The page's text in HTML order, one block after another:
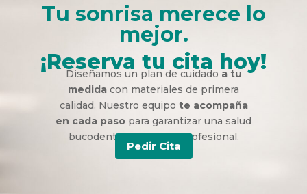
Tu sonrisa merece lo
mejor.
¡Reserva tu cita hoy!
Diseñamos un plan de cuidado a tu
medida con materiales de primera
calidad. Nuestro equipo te acompaña
en cada paso para garantizar una salud
bucodental duradera y profesional.
Pedir Cita